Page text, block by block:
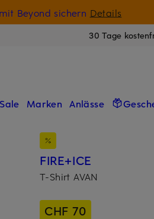
Beyond sichern Details
30 Tage
Marken Anlässe
FIRE+ICE
T-Shirt AVAN
CHF 70